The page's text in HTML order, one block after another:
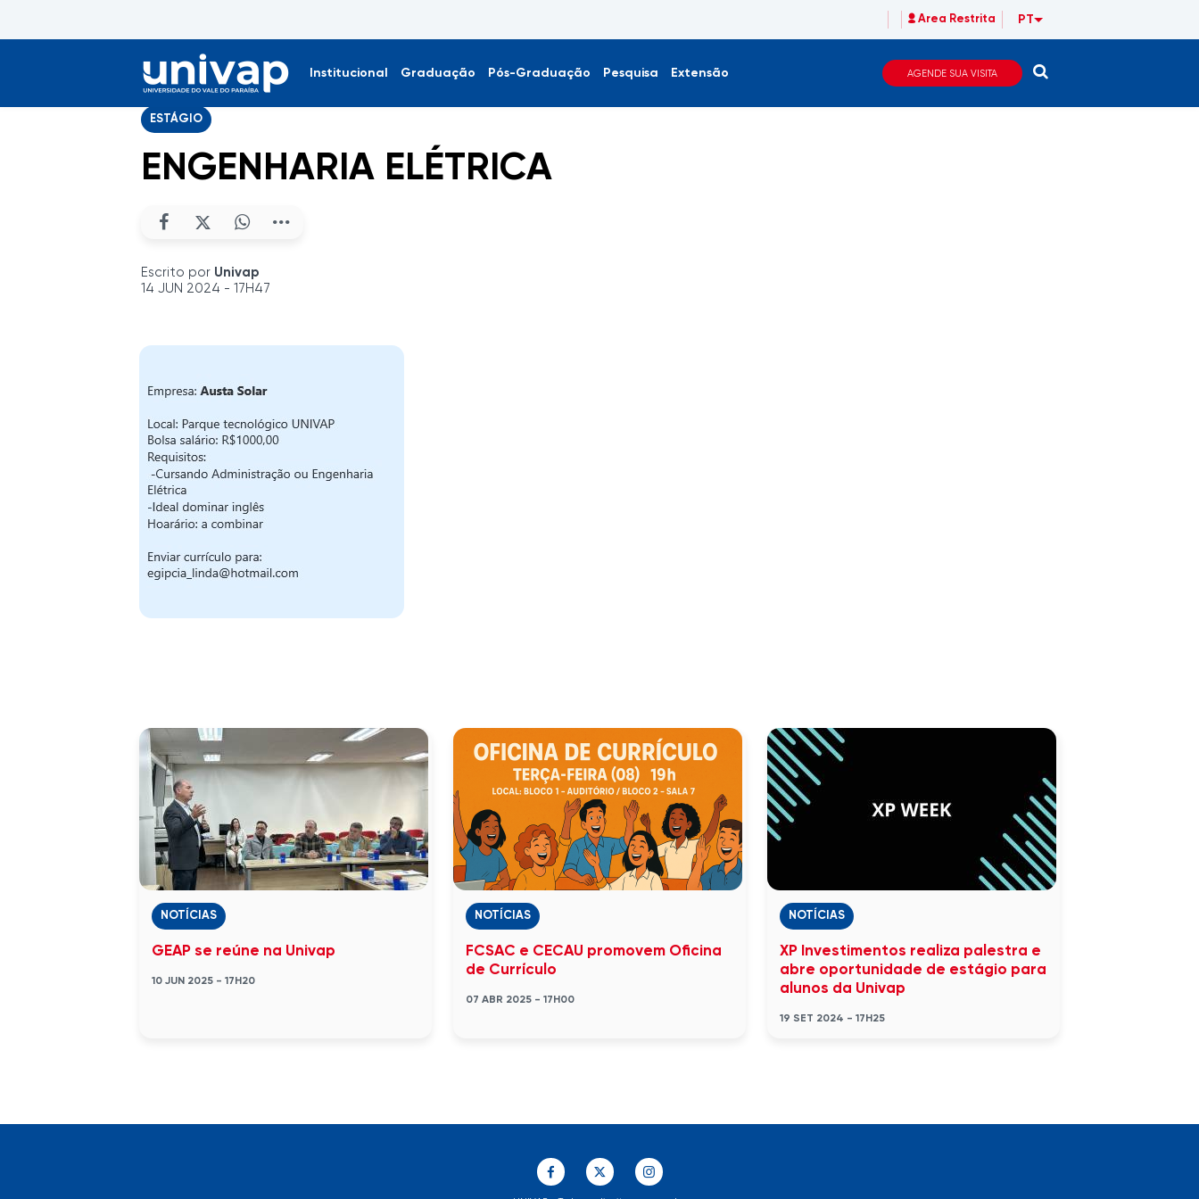
Area Restrita PT
Institucional Graduação Pós-Graduação Pesquisa Extensão AGENDE SUA VISITA
ESTÁGIO
ENGENHARIA ELÉTRICA
Escrito por Univap
14 JUN 2024 - 17H47
NOTÍCIAS
GEAP se reúne na Univap
10 JUN 2025 - 17H20
NOTÍCIAS
FCSAC e CECAU promovem Oficina
de Currículo
07 ABR 2025 - 17H00
NOTÍCIAS
XP Investimentos realiza palestra e
abre oportunidade de estágio para
alunos da Univap
19 SET 2024 - 17H25